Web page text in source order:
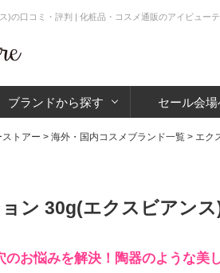
)の口コミ・評判 | 化粧品・コスメ通販のアイビュー
ブランドから探す セール会場
トアー > 海外・国内コスメブランド一覧 > エク
ン 30g(エクスビアンス
お悩みを解決！陶器のような美